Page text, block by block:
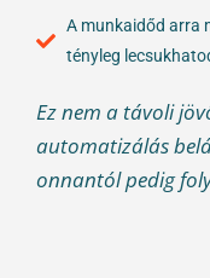
A munkaidőd arra
tényleg
Ez nem a távoli
automatizálás
onnantól pedig